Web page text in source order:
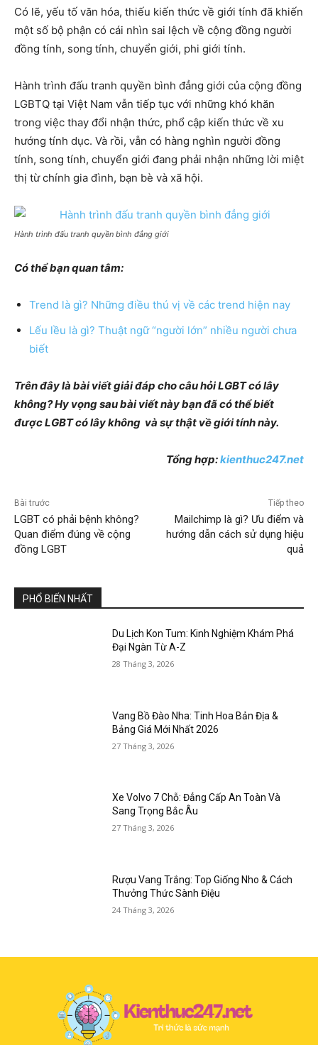
Có lẽ, yếu tố văn hóa, thiếu kiến thức về giới tính đã khiến
một số bộ phận có cái nhìn sai lệch về cộng đồng người
đồng tính, song tính, chuyển giới, phi giới tính.
Hành trình đấu tranh quyền bình đẳng giới của cộng đồng
LGBTQ tại Việt Nam vẫn tiếp tục với những khó khăn
trong việc thay đổi nhận thức, phổ cập kiến thức về xu
hướng tính dục. Và rồi, vẫn có hàng nghìn người đồng
tính, song tính, chuyển giới đang phải nhận những lời miệt
thị từ chính gia đình, bạn bè và xã hội.
Hành trình đấu tranh quyền bình đẳng giới
Có thể bạn quan tâm:
Trend là gì? Những điều thú vị về các trend hiện nay
Lếu lều là gì? Thuật ngữ “người lớn” nhiều người chưa
biết
Trên đây là bài viết giải đáp cho câu hỏi LGBT có lây
không? Hy vọng sau bài viết này bạn đã có thể biết
được LGBT có lây không và sự thật về giới tính này.
Tổng hợp:kienthuc247.net
Bài trước
LGBT có phải bệnh không?
Quan điểm đúng về cộng
đồng LGBT
Tiếp theo
Mailchimp là gì? Ưu điểm và
hướng dẫn cách sử dụng hiệu
quả
PHỔ BIẾN NHẤT
Du Lịch Kon Tum: Kinh Nghiệm Khám Phá
Đại Ngàn Từ A-Z
28 Tháng 3, 2026
Vang Bồ Đào Nha: Tinh Hoa Bản Địa &
Bảng Giá Mới Nhất 2026
27 Tháng 3, 2026
Xe Volvo 7 Chỗ: Đẳng Cấp An Toàn Và
Sang Trọng Bắc Âu
27 Tháng 3, 2026
Rượu Vang Trắng: Top Giống Nho & Cách
Thưởng Thức Sành Điệu
24 Tháng 3, 2026